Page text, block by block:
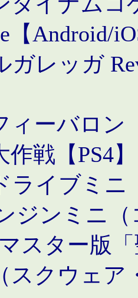
【Android/
ガレッガ
ィーバロン
作戦【PS4
ライブミニ
ジンミニ
スター版
スクウェア